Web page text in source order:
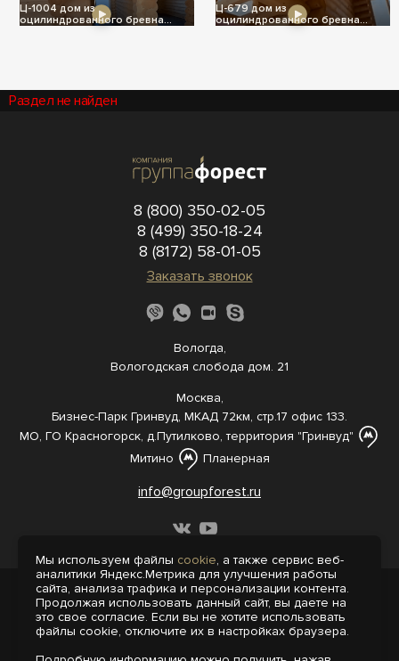
Ц-1004 дом из
оцилиндрованного бревна
Ц-679 дом из
оцилиндрованного бревна
Раздел не найден
8 (800) 350-02-05
8 (499) 350-18-24
8 (8172) 58-01-05
Заказать звонок
Вологда,
Вологодская слобода дом. 21
Москва,
Бизнес-Парк Гринвуд, МКАД 72км, стр.17 офис 133.
МО, ГО Красногорск, д.Путилково, территория "Гринвуд"
Митино
Планерная
info@groupforest.ru
© 2005-, 2026 Все права защищены
Информация, представленная на сайте,
не является публичной офертой.
Мы используем файлы cookie, а также сервис веб-
аналитики Яндекс.Метрика для улучшения работы
сайта, анализа трафика и персонализации контента.
Продолжая использовать данный сайт, вы даете на
это свое согласие. Если вы не хотите использовать
файлы cookie, отключите их в настройках браузера.